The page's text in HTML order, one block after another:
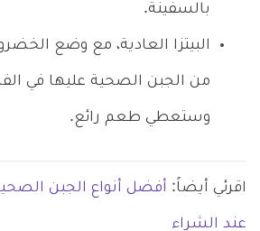
بالسفينة.
البيتزا العادية، مع وضع
من الجبن الصحية عليها في
وستعطي طعم رائع.
اقرئي أيضاً: أفضل أنواع الجبن
عند الشراء